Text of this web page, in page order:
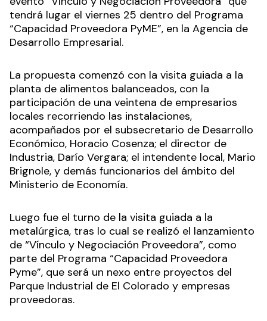
tendrá lugar el viernes 25 dentro del Programa
“Capacidad Proveedora PyME”, en la Agencia de
Desarrollo Empresarial.
La propuesta comenzó con la visita guiada a la
planta de alimentos balanceados, con la
participación de una veintena de empresarios
locales recorriendo las instalaciones,
acompañados por el subsecretario de Desarrollo
Económico, Horacio Cosenza; el director de
Industria, Darío Vergara; el intendente local, Mario
Brignole, y demás funcionarios del ámbito del
Ministerio de Economía.
Luego fue el turno de la visita guiada a la
metalúrgica, tras lo cual se realizó el lanzamiento
de “Vínculo y Negociación Proveedora”, como
parte del Programa “Capacidad Proveedora
Pyme”, que será un nexo entre proyectos del
Parque Industrial de El Colorado y empresas
proveedoras.